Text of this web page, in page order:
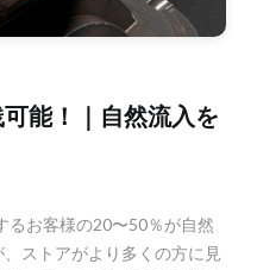
能！｜自然流入を
るお客様の20〜50％が自然
ストアがより多くの方に見